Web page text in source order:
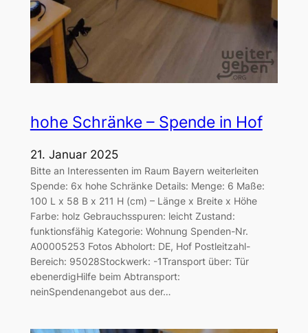
hohe Schränke – Spende in Hof
21. Januar 2025
Bitte an Interessenten im Raum Bayern weiterleiten
Spende: 6x hohe Schränke Details: Menge: 6 Maße:
100 L x 58 B x 211 H (cm) – Länge x Breite x Höhe
Farbe: holz Gebrauchsspuren: leicht Zustand:
funktionsfähig Kategorie: Wohnung Spenden-Nr.
A00005253 Fotos Abholort: DE, Hof Postleitzahl-
Bereich: 95028Stockwerk: -1Transport über: Tür
ebenerdigHilfe beim Abtransport:
neinSpendenangebot aus der…